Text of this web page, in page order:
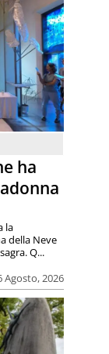
ha
Agosto, 2026
la
della Neve
Q...